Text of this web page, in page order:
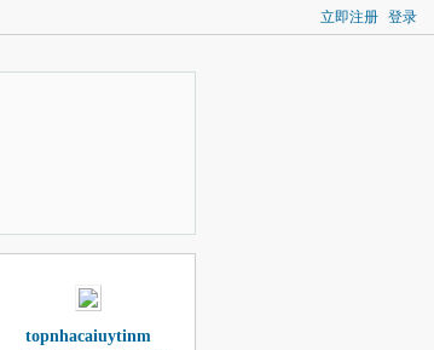
立即注册 登录
topnhacaiuytinm